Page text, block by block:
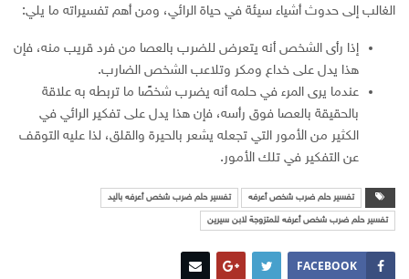
الغالب إلى حدوث أشياء سيئة في حياة الرائي، ومن أهم تفسيراته ما يلي:
إذا رأى الشخص أنه يتعرض للضرب بالعصا من فرد قريب منه، فإن
هذا يدل على خداع ومكر وتلاعب الشخص الضارب.
عندما يرى المرء في حلمه أنه يضرب شخصًا ما تربطه به علاقة
بالحقيقة بالعصا فوق رأسه، فإن هذا يدل على تفكير الرائي في
الكثير من الأمور التي تجعله يشعر بالحيرة والقلق، لذا عليه التوقف
عن التفكير في تلك الأمور.
تفسير حلم ضرب شخص أعرفه تفسير حلم ضرب شخص أعرفه باليد
تفسير حلم ضرب شخص أعرفه للمتزوجة لابن سيرين
FACEBOOK